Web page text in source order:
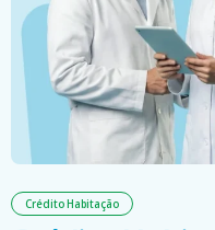
Crédito Habitação